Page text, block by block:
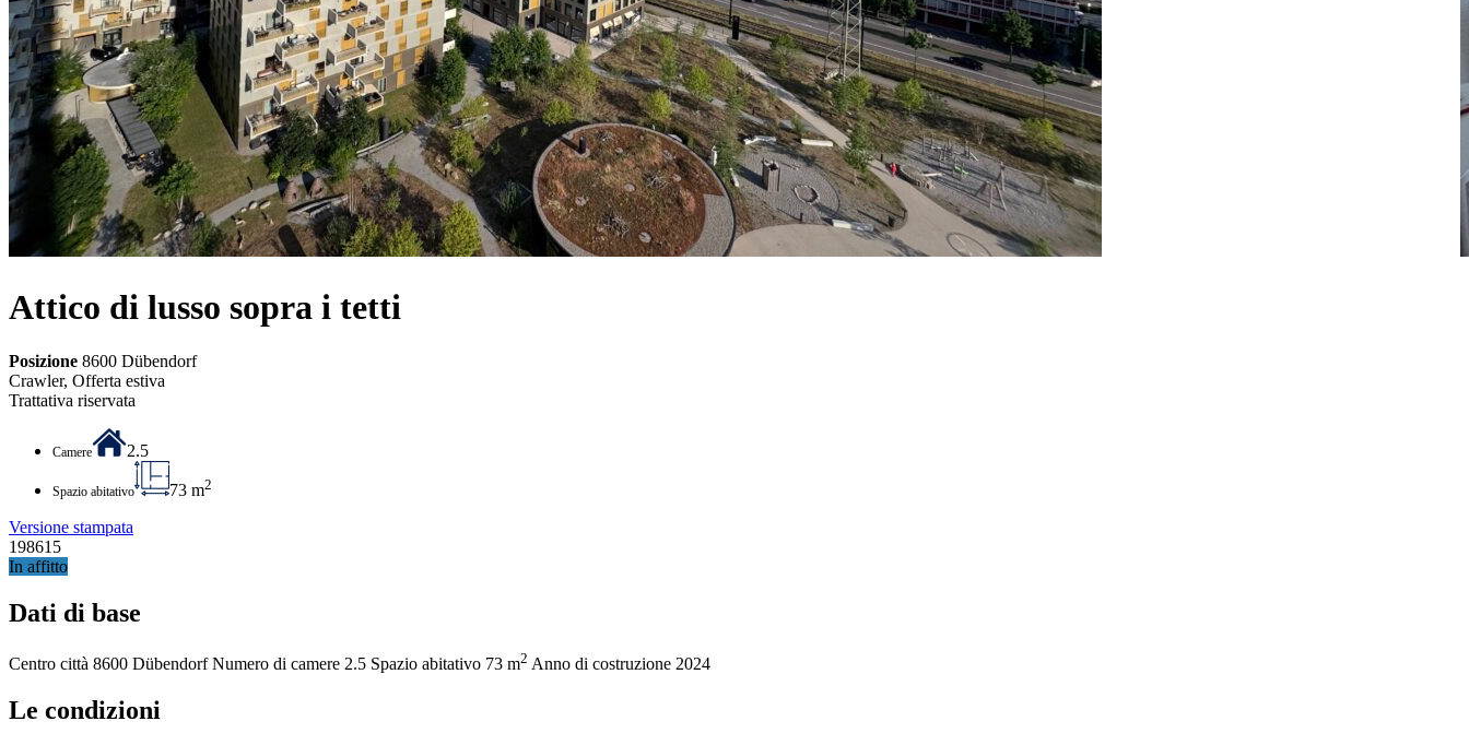
Attico di lusso sopra i tetti
Posizione 8600 Dübendorf
Crawler, Offerta estiva
Trattativa riservata
Camere 2.5
Spazio abitativo 73 m2
Versione stampata
198615
In affitto
Dati di base
Centro città 8600 Dübendorf Numero di camere 2.5 Spazio abitativo 73 m2 Anno di costruzione 2024
Le condizioni